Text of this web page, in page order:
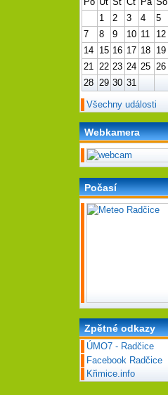
1
2 3 4 5
7
8 9 10 11 12
14 15 16 17 18 19
21
22 23 24 25 26
28 29 30 31
Všechny události
Webkamera
Počasí
Zpětné odkazy
ÚMO7 - Radčice
Facebook Radčice
Křimice.info